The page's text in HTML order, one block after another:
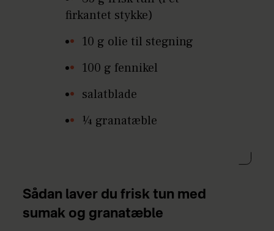
firkantet stykke)
10 g olie til stegning
100 g fennikel
salatblade
¼ granatæble
Sådan laver du frisk tun med
sumak og granatæble